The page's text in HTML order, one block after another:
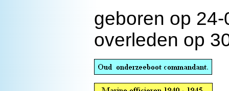
geboren op
overleden op